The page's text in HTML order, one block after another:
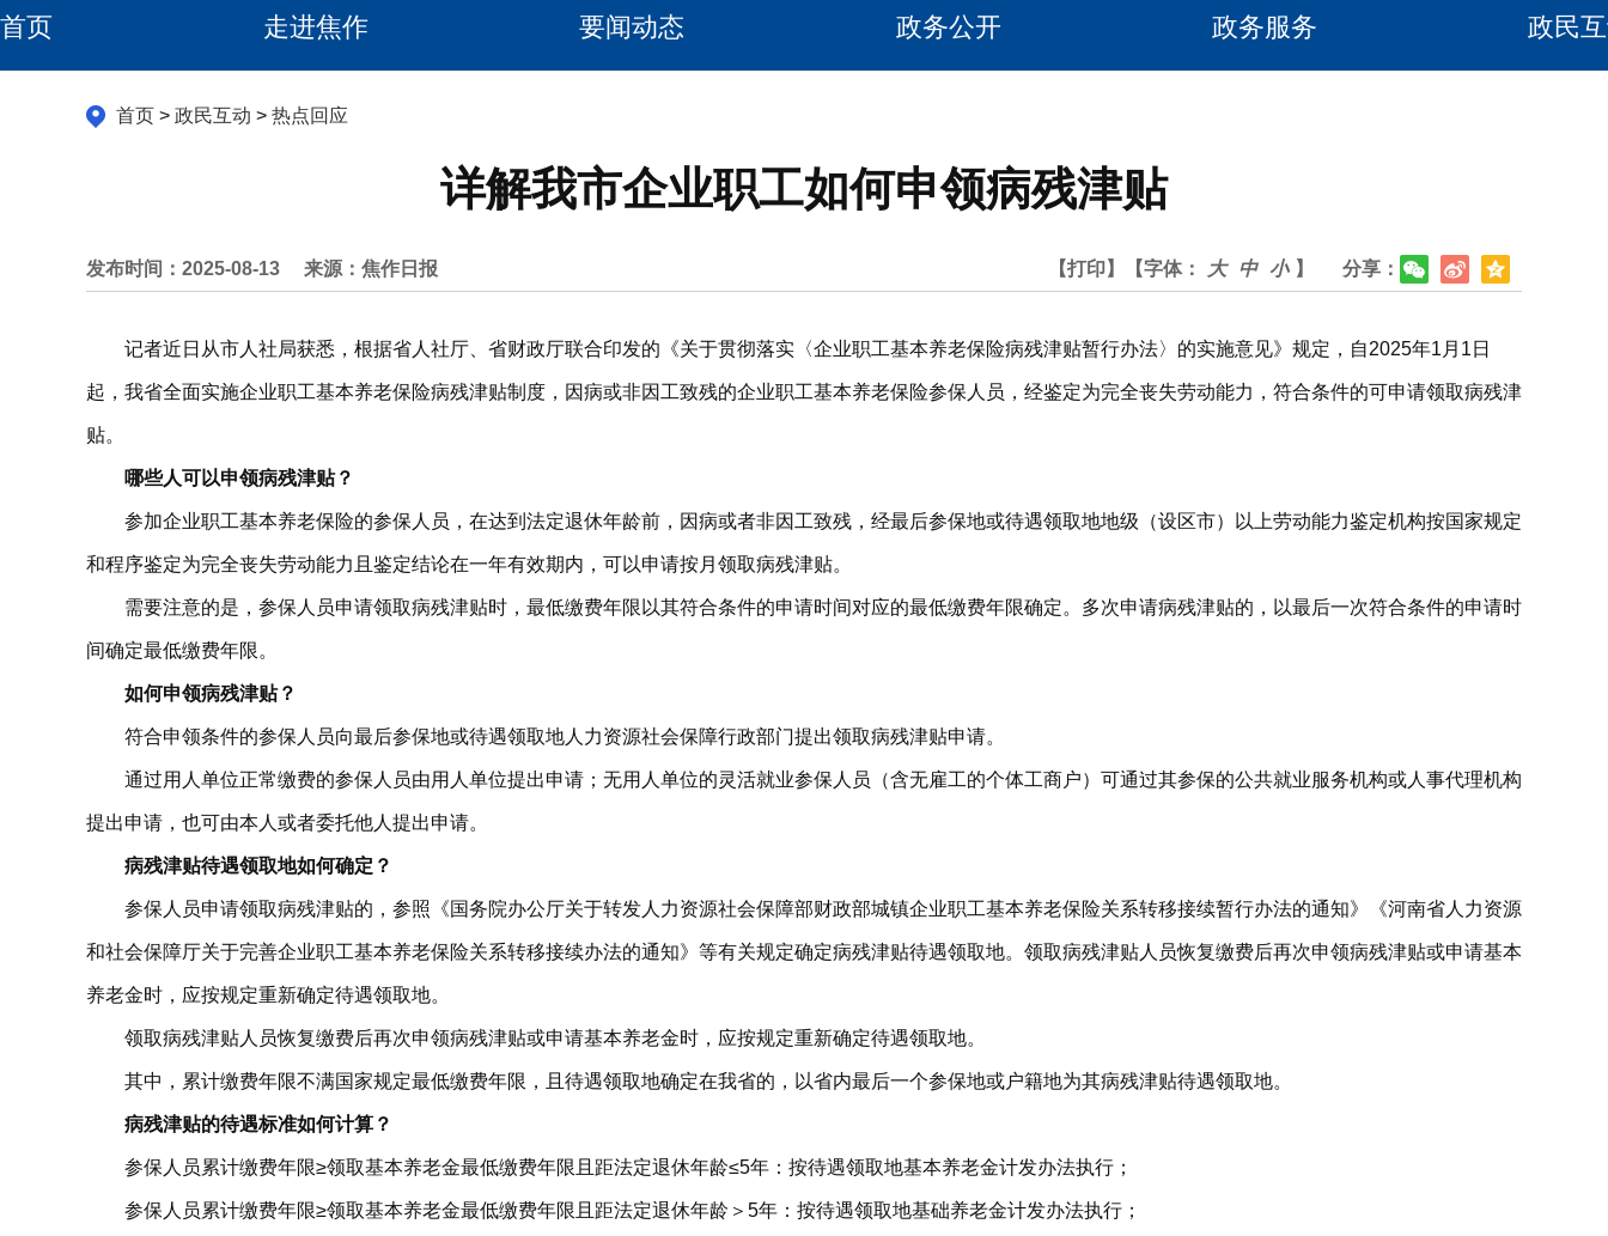
首页 走进焦作 要闻动态 政务公开 政务服务 政民
首页 > 政民互动 > 热点回应
详解我市企业职工如何申领病残津贴
发布时间：2025-08-13 来源：焦作日报 分享：
【打印】 【字体： 大 中 小 】
记者近日从市人社局获悉，根据省人社厅、省财政厅联合印发的《关于贯彻落实〈企业职工基本养老保险病残津贴暂行办法〉的实施意见》规定，自2025年1月1日
起，我省全面实施企业职工基本养老保险病残津贴制度，因病或非因工致残的企业职工基本养老保险参保人员，经鉴定为完全丧失劳动能力，符合条件的可申请领取病残津
贴。
哪些人可以申领病残津贴？
参加企业职工基本养老保险的参保人员，在达到法定退休年龄前，因病或者非因工致残，经最后参保地或待遇领取地地级（设区市）以上劳动能力鉴定机构按国家规定
和程序鉴定为完全丧失劳动能力且鉴定结论在一年有效期内，可以申请按月领取病残津贴。
需要注意的是，参保人员申请领取病残津贴时，最低缴费年限以其符合条件的申请时间对应的最低缴费年限确定。多次申请病残津贴的，以最后一次符合条件的申请时
间确定最低缴费年限。
如何申领病残津贴？
符合申领条件的参保人员向最后参保地或待遇领取地人力资源社会保障行政部门提出领取病残津贴申请。
通过用人单位正常缴费的参保人员由用人单位提出申请；无用人单位的灵活就业参保人员（含无雇工的个体工商户）可通过其参保的公共就业服务机构或人事代理机构
提出申请，也可由本人或者委托他人提出申请。
病残津贴待遇领取地如何确定？
参保人员申请领取病残津贴的，参照《国务院办公厅关于转发人力资源社会保障部财政部城镇企业职工基本养老保险关系转移接续暂行办法的通知》《河南省人力资源
和社会保障厅关于完善企业职工基本养老保险关系转移接续办法的通知》等有关规定确定病残津贴待遇领取地。领取病残津贴人员恢复缴费后再次申领病残津贴或申请基本
养老金时，应按规定重新确定待遇领取地。
领取病残津贴人员恢复缴费后再次申领病残津贴或申请基本养老金时，应按规定重新确定待遇领取地。
其中，累计缴费年限不满国家规定最低缴费年限，且待遇领取地确定在我省的，以省内最后一个参保地或户籍地为其病残津贴待遇领取地。
病残津贴的待遇标准如何计算？
参保人员累计缴费年限≥领取基本养老金最低缴费年限且距法定退休年龄≤5年：按待遇领取地基本养老金计发办法执行；
参保人员累计缴费年限≥领取基本养老金最低缴费年限且距法定退休年龄＞5年：按待遇领取地基础养老金计发办法执行；